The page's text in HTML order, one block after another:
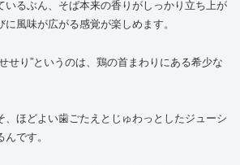
いるぶん、そば本来の香りがしっかり立ち上が
風味が広がる感覚が楽しめます。
せり”というのは、鶏の首まわりにある希少な
、ほどよい歯ごたえとじゅわっとしたジューシ
です。